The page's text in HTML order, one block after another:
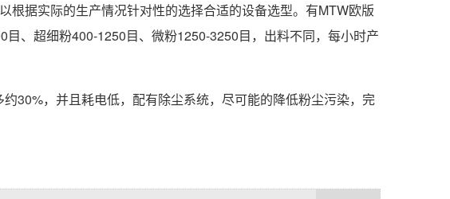
据实际的生产情况针对性的选择合适的设备选型。有MTW欧版
、超细粉400-1250目、微粉1250-3250目，出料不同，每小时产
，并且耗电低，配有除尘系统，尽可能的降低粉尘污染，完